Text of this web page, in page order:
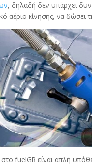
, δηλαδή δεν υπάρχει
αέριο κίνησης, να δώσει
fuelGR είναι απλή